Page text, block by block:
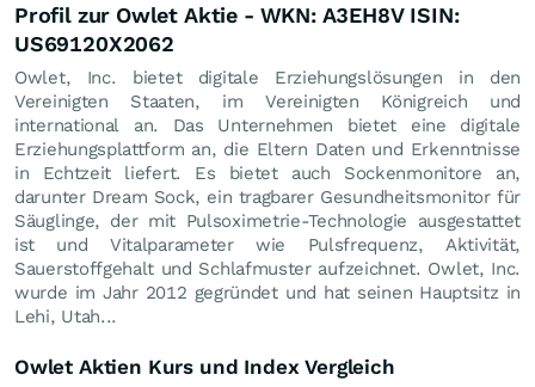
Profil zur Owlet Aktie - WKN: A3EH8V ISIN:
US69120X2062
Owlet, Inc. bietet digitale Erziehungslösungen in den
Vereinigten Staaten, im Vereinigten Königreich und
international an. Das Unternehmen bietet eine digitale
Erziehungsplattform an, die Eltern Daten und Erkenntnisse
in Echtzeit liefert. Es bietet auch Sockenmonitore an,
darunter Dream Sock, ein tragbarer Gesundheitsmonitor für
Säuglinge, der mit Pulsoximetrie-Technologie ausgestattet
ist und Vitalparameter wie Pulsfrequenz, Aktivität,
Sauerstoffgehalt und Schlafmuster aufzeichnet. Owlet, Inc.
wurde im Jahr 2012 gegründet und hat seinen Hauptsitz in
Lehi, Utah...
Owlet Aktien Kurs und Index Vergleich